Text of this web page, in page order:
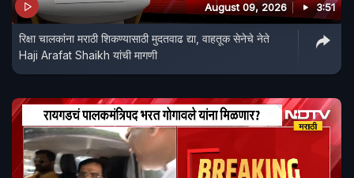
August 09, 2026 3:51
रिक्षा चालकांना मराठी शिकण्यासाठी मुदतवाढ द्या, वाहतूक सेनेचे नेते
Haji Arafat Shaikh यांची मागणी